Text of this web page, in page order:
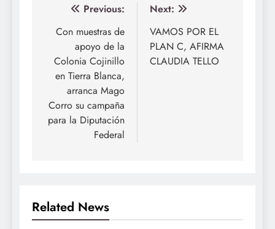
Navegación
de
entradas
Previous:
Con muestras de
apoyo de la
Colonia Cojinillo
en Tierra Blanca,
arranca Mago
Corro su campaña
para la Diputación
Federal
Next:
VAMOS POR EL
PLAN C, AFIRMA
CLAUDIA TELLO
Related News